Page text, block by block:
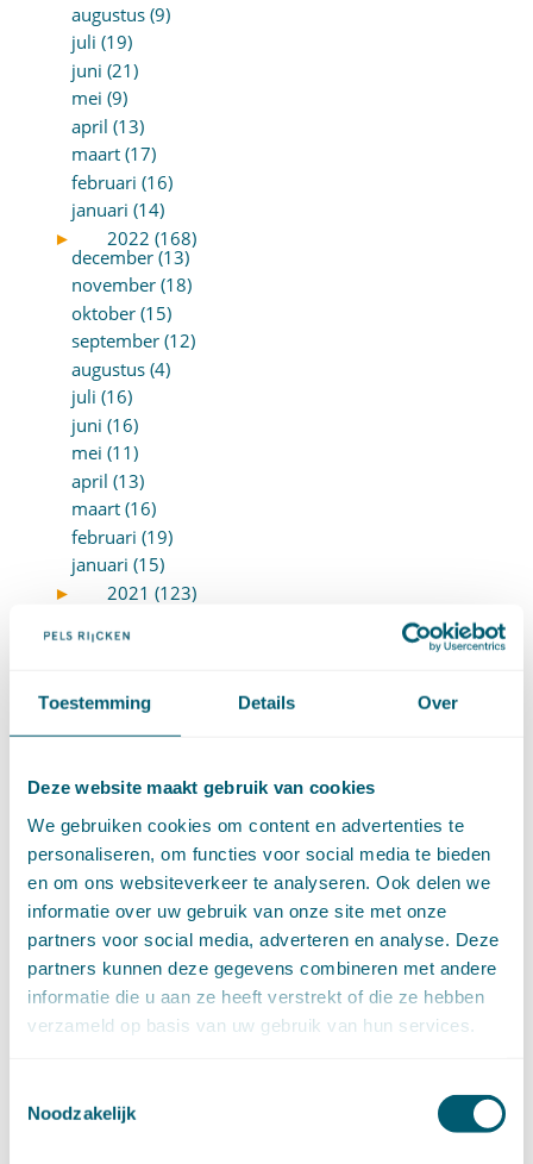
Toestemming Details Over
Deze website maakt gebruik van cookies
We gebruiken cookies om content en advertenties te
personaliseren, om functies voor social media te bieden
en om ons websiteverkeer te analyseren. Ook delen we
informatie over uw gebruik van onze site met onze
partners voor social media, adverteren en analyse. Deze
partners kunnen deze gegevens combineren met andere
informatie die u aan ze heeft verstrekt of die ze hebben
verzameld op basis van uw gebruik van hun services.
Noodzakelijk
augustus (9)
juli (19)
juni (21)
mei (9)
april (13)
maart (17)
februari (16)
januari (14)
►
2022 (168)
december (13)
november (18)
oktober (15)
september (12)
augustus (4)
juli (16)
juni (16)
mei (11)
april (13)
maart (16)
februari (19)
januari (15)
►
2021 (123)
november (9)
september (4)
juni (14)
april (11)
maart (14)
februari (11)
januari (15)
►
2020 (154)
december (6)
november (14)
oktober (14)
juli (20)